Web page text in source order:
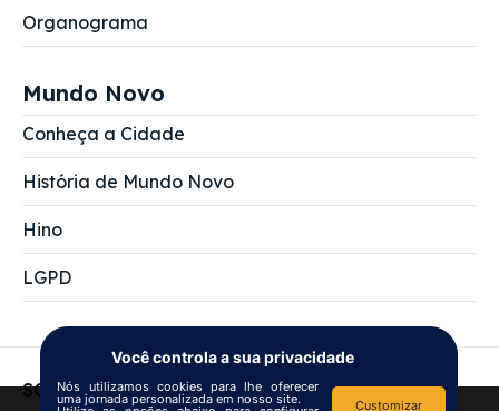
Organograma
Mundo Novo
Conheça a Cidade
História de Mundo Novo
Hino
LGPD
SOBRE NÓS
Você controla a sua privacidade
Nós utilizamos cookies para lhe oferecer
uma jornada personalizada em nosso site. Customizar